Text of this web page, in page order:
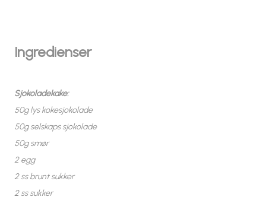
Ingredienser
Sjokoladekake:
50g lys kokesjokolade
50g selskaps sjokolade
50g smør
2 egg
2 ss brunt sukker
2 ss sukker